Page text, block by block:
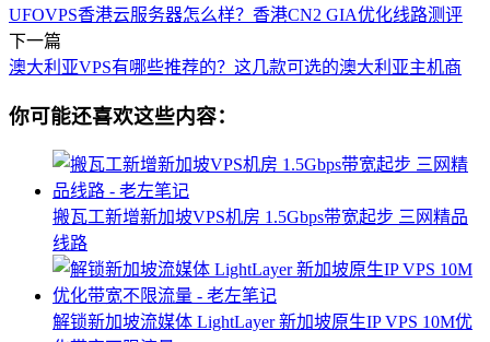
UFOVPS香港云服务器怎么样？香港CN2 GIA优化线路测评
下一篇
澳大利亚VPS有哪些推荐的？这几款可选的澳大利亚主机商
你可能还喜欢这些内容：
搬瓦工新增新加坡VPS机房 1.5Gbps带宽起步 三网精品
线路
解锁新加坡流媒体 LightLayer 新加坡原生IP VPS 10M优